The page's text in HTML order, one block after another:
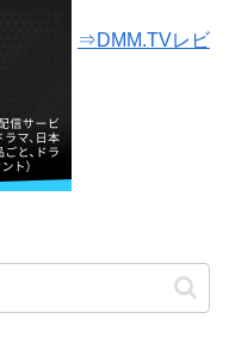
⇒DMM.TVレビ